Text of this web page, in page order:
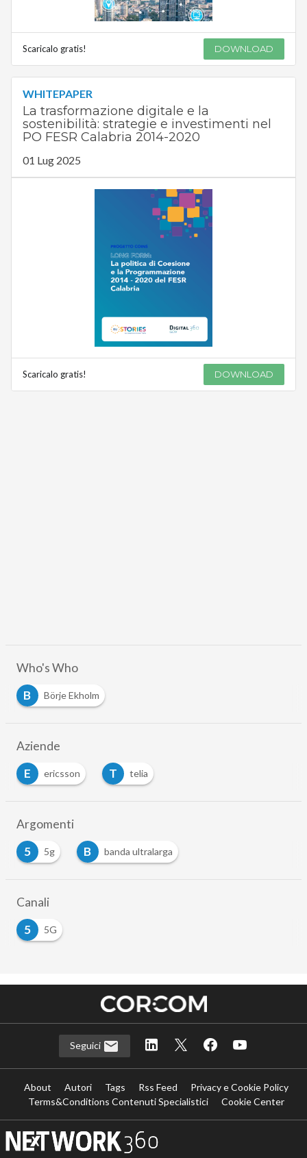
Scaricalo gratis! DOWNLOAD
WHITEPAPER
La trasformazione digitale e la
sostenibilità: strategie e investimenti nel
PO FESR Calabria 2014-2020
01 Lug 2025
Scaricalo gratis! DOWNLOAD
Who's Who
B
Börje Ekholm
Aziende
E
ericsson T telia
Argomenti
5
5g B banda ultralarga
Canali
5
5G
Seguici
About Autori Tags Rss Feed
Privacy e Cookie Policy
Terms&Conditions Contenuti Specialistici
Cookie Center